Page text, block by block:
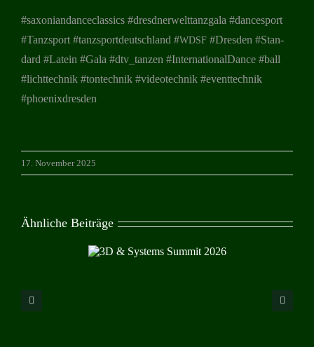
#saxo­nian­dance­clas­sics #dresd­ner­welt­tanz­gala #dance­s­port
#Tanz­sport #tanz­sport­deutsch­land #WDSF#Dres­den #Stan­
dard #Latein #Gala #dtv_tanzen #Inter­na­tio­nal­D­ance #ball
#licht­tech­nik #ton­tech­nik #video­tech­nik #event­tech­nik
#phoe­nix­dres­den
17. November 2025
Ähnliche Beiträge